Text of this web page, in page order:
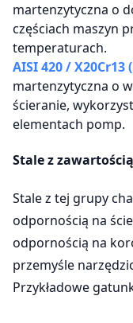
martenzytyczna o
częściach maszyn
temperaturach.
AISI 420 / X20Cr13
martenzytyczna o
ścieranie,
elementach pomp.
Stale z
Stale z tej grupy
odpornością na
odpornością na
przemyśle
Przykładowe